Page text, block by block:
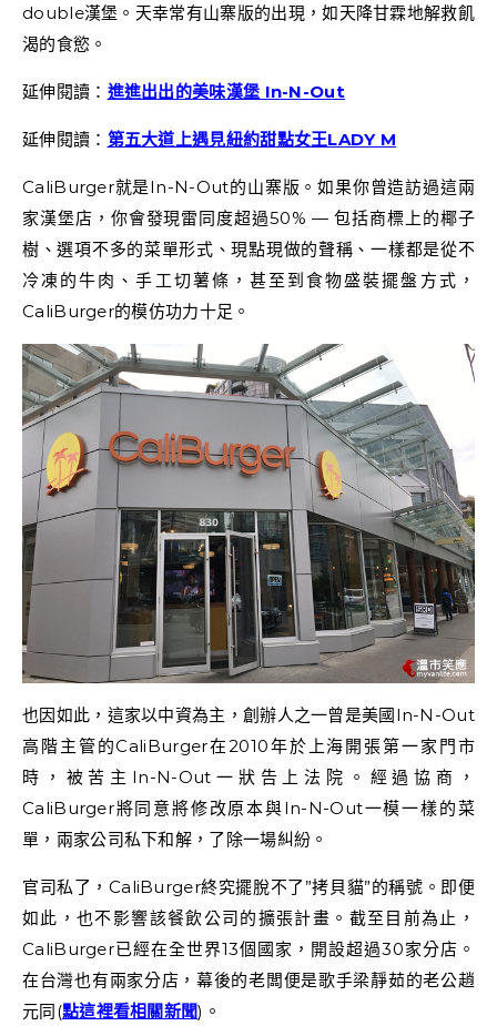
double漢堡。天幸常有山寨版的出現，如天降甘霖地解救飢
渴的食慾。
延伸閱讀： 進進出出的美味漢堡 In-N-Out
延伸閱讀： 第五大道上遇見紐約甜點女王LADY M
CaliBurger就是In-N-Out的山寨版。如果你曾造訪過這兩
家漢堡店，你會發現雷同度超過50% — 包括商標上的椰子
樹、選項不多的菜單形式、現點現做的聲稱、一樣都是從不
冷凍的牛肉、手工切薯條，甚至到食物盛裝擺盤方式，
CaliBurger的模仿功力十足。
也因如此，這家以中資為主，創辦人之一曾是美國In-N-Out
高階主管的CaliBurger在2010年於上海開張第一家門市
時，被苦主In-N-Out一狀告上法院。經過協商，
CaliBurger將同意將修改原本與In-N-Out一模一樣的菜
單，兩家公司私下和解，了除一場糾紛。
官司私了，CaliBurger終究擺脫不了”拷貝貓”的稱號。即便
如此，也不影響該餐飲公司的擴張計畫。截至目前為止，
CaliBurger已經在全世界13個國家，開設超過30家分店。
在台灣也有兩家分店，幕後的老闆便是歌手梁靜茹的老公趙
元同(點這裡看相關新聞)。